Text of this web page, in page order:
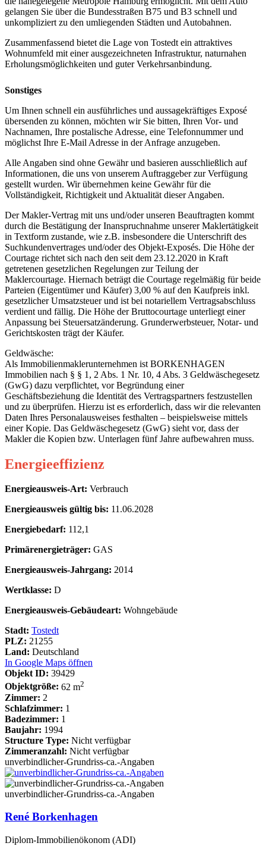
gelangen Sie über die Bundesstraßen B75 und B3 schnell und
unkompliziert zu den umliegenden Städten und Autobahnen.
Zusammenfassend bietet die Lage von Tostedt ein attraktives
Wohnumfeld mit einer ausgezeichneten Infrastruktur, naturnahen
Erholungsmöglichkeiten und guter Verkehrsanbindung.
Sonstiges
Um Ihnen schnell ein ausführliches und aussagekräftiges Exposé
übersenden zu können, möchten wir Sie bitten, Ihren Vor- und
Nachnamen, Ihre postalische Adresse, eine Telefonnummer und
möglichst Ihre E-Mail Adresse in der Anfrage anzugeben.
Alle Angaben sind ohne Gewähr und basieren ausschließlich auf
Informationen, die uns von unserem Auftraggeber zur Verfügung
gestellt wurden. Wir übernehmen keine Gewähr für die
Vollständigkeit, Richtigkeit und Aktualität dieser Angaben.
Der Makler-Vertrag mit uns und/oder unseren Beauftragten kommt
durch die Bestätigung der Inanspruchnahme unserer Maklertätigkeit
in Textform zustande, wie z.B. insbesondere die Unterschrift des
Suchkundenvertrages und/oder des Objekt-Exposés. Die Höhe der
Courtage richtet sich nach den seit dem 23.12.2020 in Kraft
getretenen gesetzlichen Regelungen zur Teilung der
Maklercourtage. Hiernach beträgt die Courtage regelmäßig für beide
Parteien (Eigentümer und Käufer) 3,00 % auf den Kaufpreis inkl.
gesetzlicher Umsatzsteuer und ist bei notariellem Vertragsabschluss
verdient und fällig. Die Höhe der Bruttocourtage unterliegt einer
Anpassung bei Steuersatzänderung. Grunderwerbsteuer, Notar- und
Gerichtskosten trägt der Käufer.
Geldwäsche:
Als Immobilienmaklerunternehmen ist BORKENHAGEN
Immobilien nach § § 1, 2 Abs. 1 Nr. 10, 4 Abs. 3 Geldwäschegesetz
(GwG) dazu verpflichtet, vor Begründung einer
Geschäftsbeziehung die Identität des Vertragspartners festzustellen
und zu überprüfen. Hierzu ist es erforderlich, dass wir die relevanten
Daten Ihres Personalausweises festhalten – beispielsweise mittels
einer Kopie. Das Geldwäschegesetz (GwG) sieht vor, dass der
Makler die Kopien bzw. Unterlagen fünf Jahre aufbewahren muss.
Energieeffizienz
Energieausweis-Art: Verbrauch
Energieausweis gültig bis: 11.06.2028
Energiebedarf: 112,1
Primärenergieträger: GAS
Energieausweis-Jahrgang: 2014
Wertklasse: D
Energieausweis-Gebäudeart: Wohngebäude
Stadt: Tostedt
PLZ: 21255
Land: Deutschland
In Google Maps öffnen
Objekt ID: 39429
Objektgröße: 62 m2
Zimmer: 2
Schlafzimmer: 1
Badezimmer: 1
Baujahr: 1994
Structure Type: Nicht verfügbar
Zimmeranzahl: Nicht verfügbar
unverbindlicher-Grundriss-ca.-Angaben
unverbindlicher-Grundriss-ca.-Angaben
René Borkenhagen
Diplom-Immobilienökonom (ADI)